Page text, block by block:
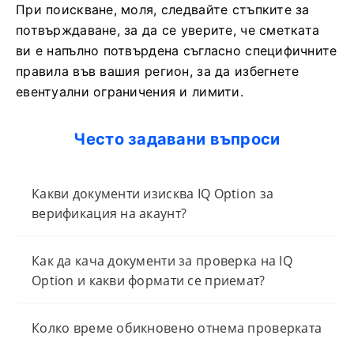
При поискване, моля, следвайте стъпките за
потвърждаване, за да се уверите, че сметката
ви е напълно потвърдена съгласно специфичните
правила във вашия регион, за да избегнете
евентуални ограничения и лимити.
Често задавани въпроси
Какви документи изисква IQ Option за
верификация на акаунт?
Как да кача документи за проверка на IQ
Option и какви формати се приемат?
Колко време обикновено отнема проверката